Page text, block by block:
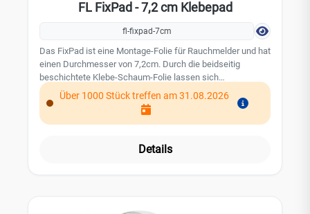
FL FixPad - 7,2 cm Klebepad
fl-fixpad-7cm
Das FixPad ist eine Montage-Folie für Rauchmelder und hat
einen Durchmesser von 7,2cm. Durch die beidseitig
beschichtete Klebe-Schaum-Folie lassen sich
Rauchmelder sicher, sauber und mit sehr geringem
Zeitaufwand an der Zimmerdecke befestigen, sodass kein
Bohren mehr erforderlich ist. Die Befestigungshinweise in
berücksichtigen. Leistungsmerkmale: Größe: 7,2 cm
Durchmesser beidseitig beschichtete Klebe-Schaum-Folie
Über 1000 Stück treffen am 31.08.2026
Details